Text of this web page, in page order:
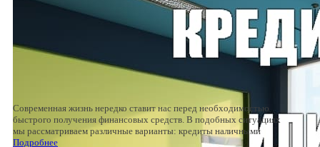
Современная жизнь нередко ставит нас перед необходимостью
быстрого получения финансовых средств. В подобных ситуациях
мы рассматриваем различные варианты: кредиты наличными
Подробнее